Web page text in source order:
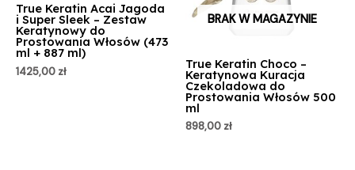
True Keratin Acai Jagoda
i Super Sleek – Zestaw
Keratynowy do
Prostowania Włosów (473
ml + 887 ml)
1425,00 zł
BRAK W MAGAZYNIE
True Keratin Choco –
Keratynowa Kuracja
Czekoladowa do
Prostowania Włosów 500
ml
898,00 zł